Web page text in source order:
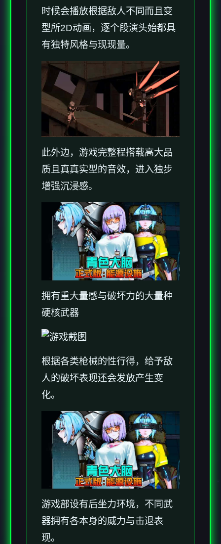
时候会播放根据敌人不同而且变
型所2D动画，逐个段演头始都具
有独特风格与现现量。
此外边，游戏完整程搭载高大品
质且真真实型的音效，进入独步
增强沉浸感。
拥有重大量感与破坏力的大量种
硬核武器
根据各类枪械的性行得，给予敌
人的破坏表现还会发放产生变
化。
游戏部设有后坐力环境，不同武
器拥有各本身的威力与击退表
现。